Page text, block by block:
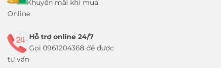
Khuyến mãi khi mua
Online
Hỗ trợ online 24/7
Gọi 0961204368 để được
tư vấn